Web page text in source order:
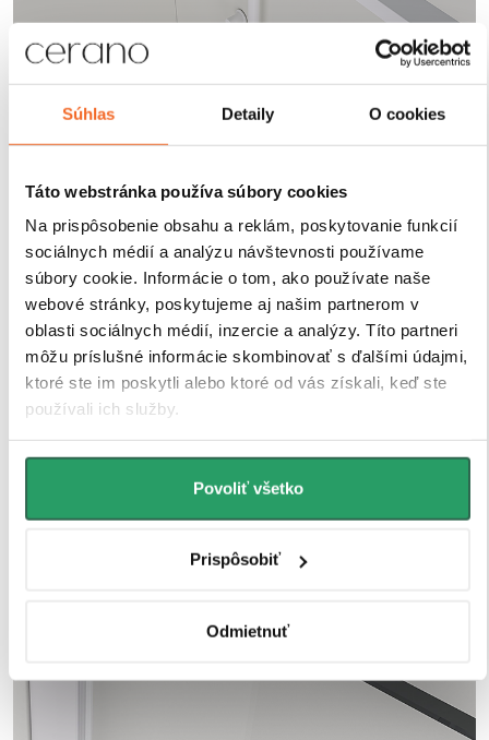
Súhlas Detaily O cookies
Táto webstránka používa súbory cookies
Na prispôsobenie obsahu a reklám, poskytovanie funkcií
sociálnych médií a analýzu návštevnosti používame
súbory cookie. Informácie o tom, ako používate naše
webové stránky, poskytujeme aj našim partnerom v
oblasti sociálnych médií, inzercie a analýzy. Títo partneri
môžu príslušné informácie skombinovať s ďalšími údajmi,
ktoré ste im poskytli alebo ktoré od vás získali, keď ste
používali ich služby.
Povoliť všetko
Prispôsobiť
Odmietnuť
Robustné profily pre
maximálnu stabilitu
Sprchové kúty a zásteny CERANO sú vybavené
odolnými hliníkovými profilmi s výškou 200 cm a
hrúbkou 1,5 cm, ktoré zaisťujúpevné uchytenie skla
a stabilitu celej konštrukcie. Vďakakompenzácii
drobných nerovností stienje inštalácia rýchla, presná
a bez nutnosti ďalších stavebných zásahov.
Antikorózna úpravanavyše garantuje dlhú životnosť
aj pri každodennom používaní v náročnom
kúpeľňovom prostredí.